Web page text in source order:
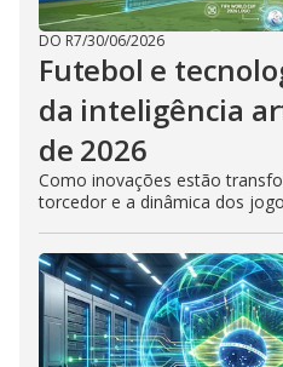
DO R7/30/06/2026
Futebol e
da inteligência
de 2026
Como inovações estão
torcedor e a dinâmica dos